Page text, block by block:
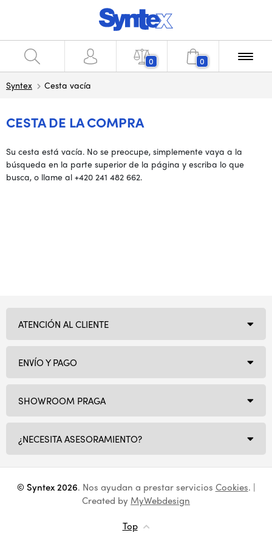
0 0
Syntex Cesta vacía
CESTA DE LA COMPRA
Su cesta está vacía. No se preocupe, simplemente vaya a la
búsqueda en la parte superior de la página y escriba lo que
busca, o llame al +420 241 482 662.
SHOWROOM PRAGA
¿NECESITA ASESORAMIENTO?
ATENCIÓN AL CLIENTE
ENVÍO Y PAGO
© Syntex 2026. Nos ayudan a prestar servicios Cookies. |
Created by MyWebdesign
Top